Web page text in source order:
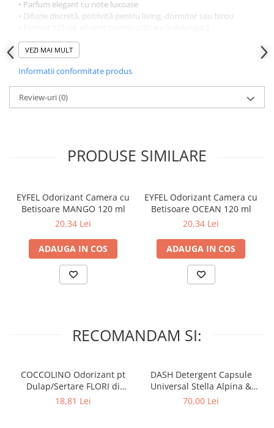
• Parfum elegant cu note luxoase
• Difuzie discretă, potrivită pentru living, dormitor sau birou
• Ambalaj premium, potrivit şi ca element de decor interior
Mod de utilizare
mai sus, evitare razelor directe ale soarelui. Introdu beţişoarele în
flacon şi răstoarnă-le de câteva ori pentru a activa aroma. Pentru
intensitate mai mică, foloseşte numai o parte dintre beţe.
Înlocuieşte produsul când aroma slăbeşte.
VEZI MAI MULT
Informatii conformitate produs
Review-uri(0)
PRODUSE SIMILARE
EYFEL Odorizant Camera cu
Betisoare MANGO 120 ml
20,34 Lei
ADAUGA IN COS
EYFEL Odorizant Camera cu
Betisoare OCEAN 120 ml
20,34 Lei
ADAUGA IN COS
RECOMANDAM SI:
COCCOLINO Odorizant pt
Dulap/Sertare FLORI di
PRIMAVERA 3 buc
18,81 Lei
DASH Detergent Capsule
Universal Stella Alpina &
Muschino Bianco 60 buc
70,00 Lei